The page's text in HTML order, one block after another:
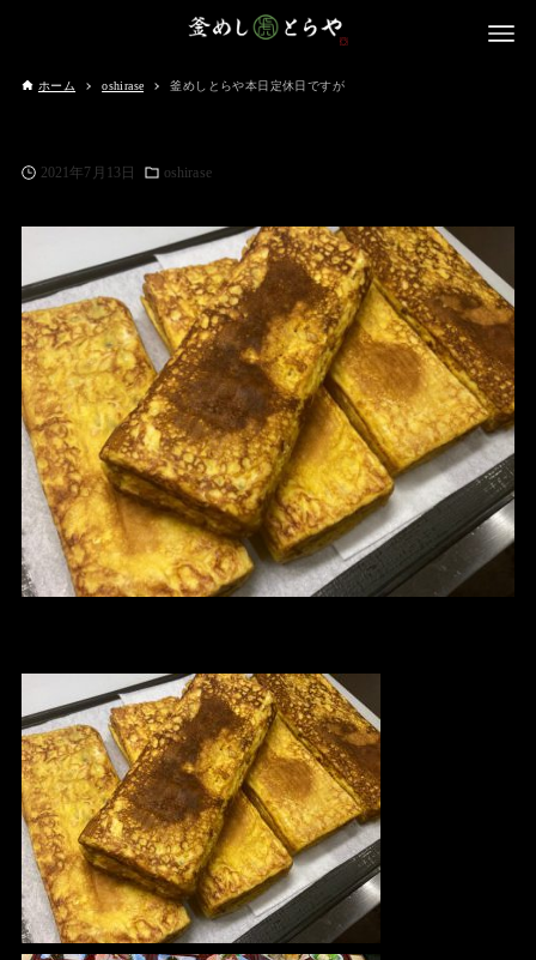
ホーム oshirase 釜めしとらや本日定休日ですが
2021年7月13日 oshirase